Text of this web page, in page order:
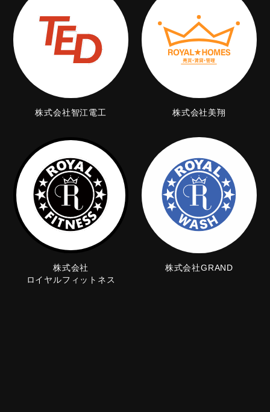
株式会社智江電工 株式会社美翔
株式会社
ロイヤルフィットネス
株式会社GRAND